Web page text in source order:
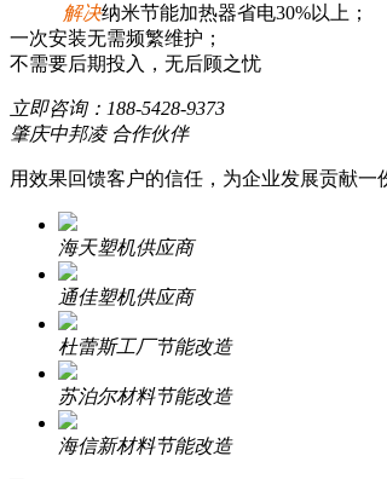
解决纳米节能加热器省电30%以上；
一次安装无需频繁维护；
不需要后期投入，无后顾之忧
立即咨询： 188-5428-9373
肇庆中邦凌 合作伙伴
用效果回馈客户的信任，为企业发展贡献一
海天塑机供应商
通佳塑机供应商
杜蕾斯工厂节能改造
苏泊尔材料节能改造
海信新材料节能改造